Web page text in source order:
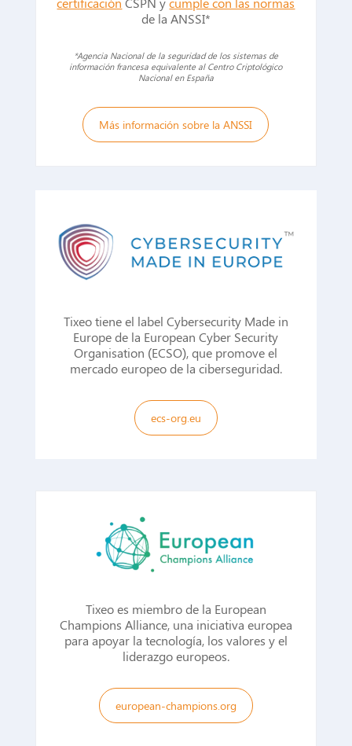
de la ANSSI*
*Agencia Nacional de la seguridad de los sistemas de
información francesa equivalente al Centro Criptológico
Nacional en España
Más información sobre la ANSSI
Tixeo tiene el label Cybersecurity Made in
Europe de la European Cyber Security
Organisation (ECSO), que promove el
mercado europeo de la ciberseguridad.
ecs-org.eu
Tixeo es miembro de la European
Champions Alliance, una iniciativa europea
para apoyar la tecnología, los valores y el
liderazgo europeos.
european-champions.org